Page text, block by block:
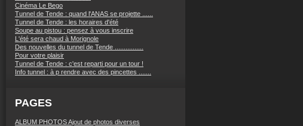
Cinéma Le Bego
Tunnel de Tende : quand l'ANAS se projette ......
Tunnel de Tende : les horaires d'été
Soupe au pistou : pensez à vous inscrire
L'été sera chaud à Morignole
Des nouvelles du tunnel de Tende ................
Pour votre plaisir
Tunnel de Tende : c'est reparti pour un tour !
Info tunnel : à p rendre avec des pincettes .......
PAGES
ALBUM PHOTOS Ajout de photos diverses